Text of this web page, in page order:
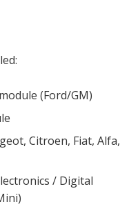
(Ford/GM)
Citroen, Fiat, Alfa,
/ Digital